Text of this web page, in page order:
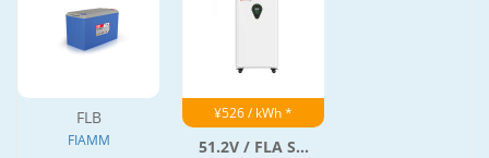
FLB
FIAMM
¥526 / kWh *
51.2V / FLA S...